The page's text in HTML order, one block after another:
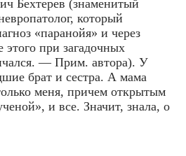
Бехтерев (знаменитый
который
«паранойя» и через
этого при загадочных
— Прим. автора). У
брат и сестра. А мама
меня, причем открытым
и все. Значит, знала, о